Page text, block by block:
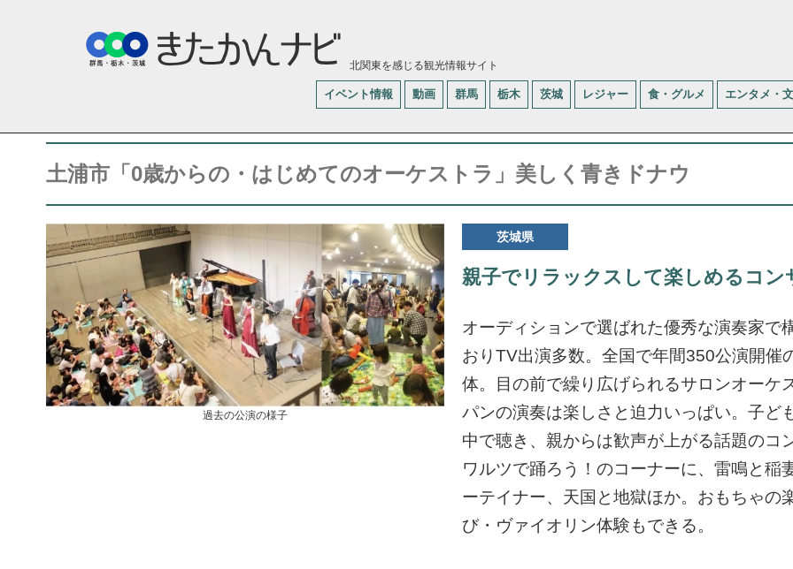
北関東を感じる観光情報サイト
イベント情報 動画 群馬 栃木 茨城 レジャー 食・グルメ エンタメ・
土浦市「0歳からの・はじめてのオーケストラ」美しく青きドナウ
過去の公演の様子
茨城県
親子でリラックスして楽しめるコン
オーディションで選ばれた優秀な演奏家で
おりTV出演多数。全国で年間350公演開催
体。目の前で繰り広げられるサロンオーケ
パンの演奏は楽しさと迫力いっぱい。子ど
中で聴き、親からは歓声が上がる話題のコ
ワルツで踊ろう！のコーナーに、雷鳴と稲
ーテイナー、天国と地獄ほか。おもちゃの
び・ヴァイオリン体験もできる。